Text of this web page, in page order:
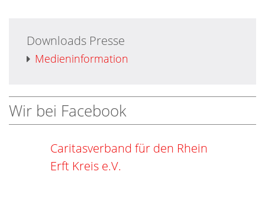
Downloads Presse
Medieninformation
Wir bei Facebook
Caritasverband für den Rhein
Erft Kreis e.V.